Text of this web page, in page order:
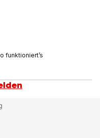
funktioniert’s